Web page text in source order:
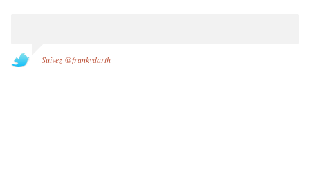
Suivez @frankydarth